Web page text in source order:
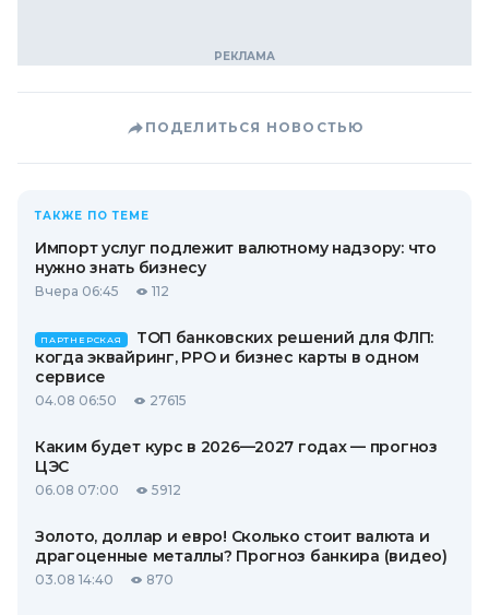
ПОДЕЛИТЬСЯ НОВОСТЬЮ
ТАКЖЕ ПО ТЕМЕ
Импорт услуг подлежит валютному надзору: что
нужно знать бизнесу
Вчера 06:45 112
ПАРТНЕРСКАЯ
ТОП банковских решений для ФЛП:
когда эквайринг, РРО и бизнес карты в одном
сервисе
04.08 06:50 27615
Каким будет курс в 2026—2027 годах — прогноз
ЦЭС
06.08 07:00 5912
Золото, доллар и евро! Сколько стоит валюта и
драгоценные металлы? Прогноз банкира (видео)
03.08 14:40 870